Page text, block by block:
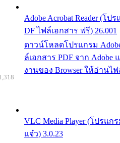
Adobe Acrobat Reader (โ
DF ไฟล์เอกสาร ฟรี) 26.001
ดาวน์โหลดโปรแกรม Adobe
ล์เอกสาร PDF จาก
งานของ Browser ให้อ่านไ
VLC Media Player (โปรแ
แจ๋ว) 3.0.23